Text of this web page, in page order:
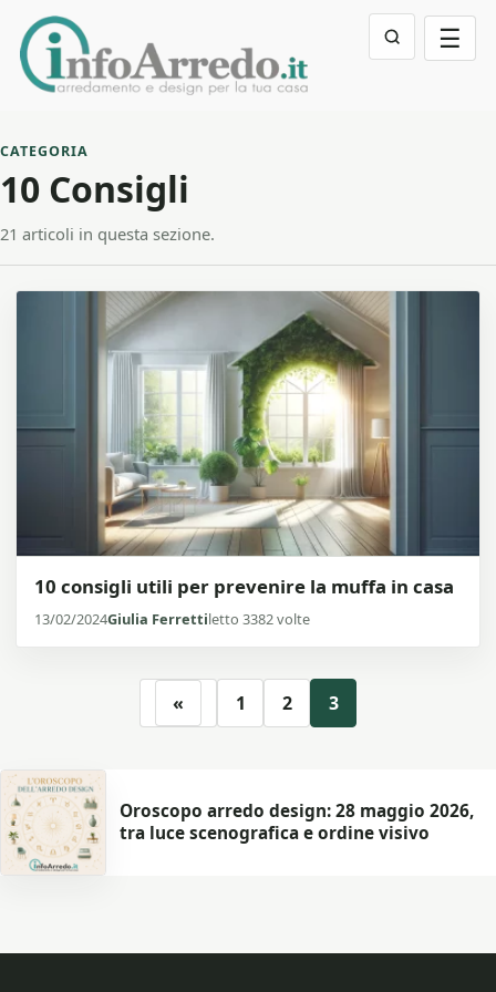
☰
CATEGORIA
10 Consigli
21 articoli in questa sezione.
10 consigli utili per prevenire la muffa in casa
13/02/2024Giulia Ferrettiletto 3382 volte
« 1 2 3
Oroscopo arredo design: 28 maggio 2026,
tra luce scenografica e ordine visivo